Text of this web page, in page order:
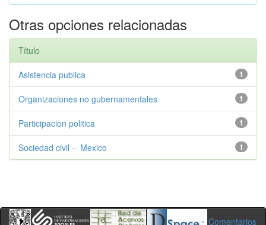
Otras opciones relacionadas
Título
1
Asistencia publica
1
Organizaciones no gubernamentales
1
Participacion politica
1
Sociedad civil -- Mexico
Comentarios